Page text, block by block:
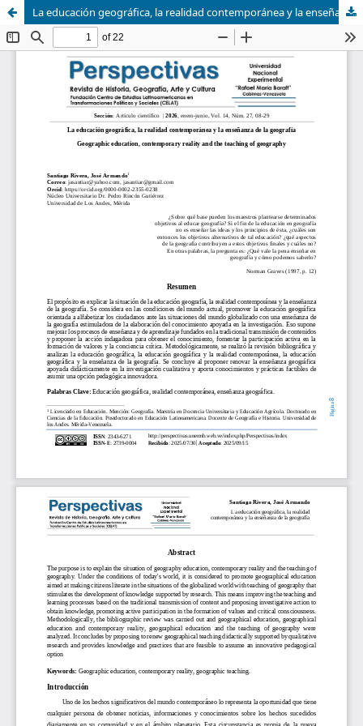
La educación geográfica, la realidad contemporánea y la enseñanza de la geografía